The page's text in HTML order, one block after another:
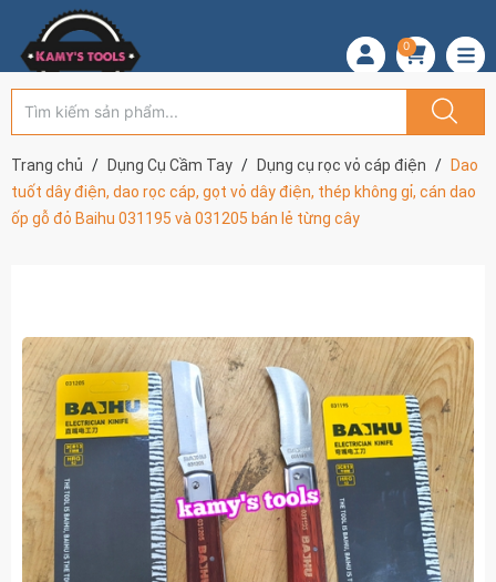
0
Trang chủ Dụng Cụ Cầm Tay Dụng cụ rọc vỏ cáp điện
Dao
tuốt dây điện, dao rọc cáp, gọt vỏ dây điện, thép không gỉ, cán dao
ốp gỗ đỏ Baihu 031195 và 031205 bán lẻ từng cây